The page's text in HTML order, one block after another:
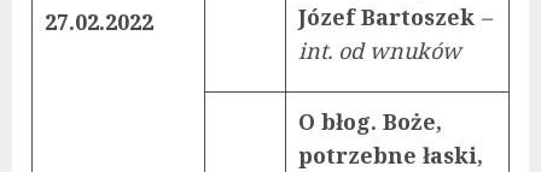
27.02.2022
Józef Bartoszek –
int. od wnuków
O błog. Boże,
potrzebne łaski,